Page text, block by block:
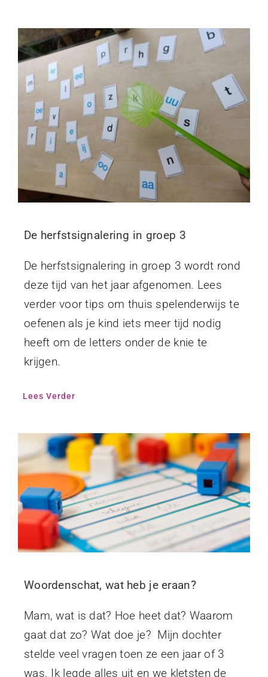
De herfstsignalering in groep 3
De herfstsignalering in groep 3 wordt rond
deze tijd van het jaar afgenomen. Lees
verder voor tips om thuis spelenderwijs te
oefenen als je kind iets meer tijd nodig
heeft om de letters onder de knie te
krijgen.
Lees Verder
Woordenschat, wat heb je eraan?
Mam, wat is dat? Hoe heet dat? Waarom
gaat dat zo? Wat doe je? Mijn dochter
stelde veel vragen toen ze een jaar of 3
was. Ik legde alles uit en we kletsten de